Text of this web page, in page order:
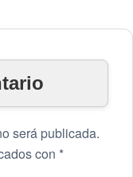
será publicada.
con *